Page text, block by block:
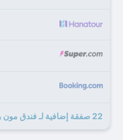
22 صفقة إضافية لـ فندق مون ريبو سويس كواليتي